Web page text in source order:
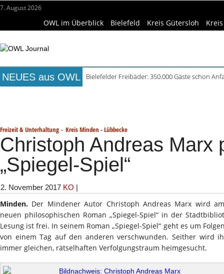
7. August 2026
OWL im Überblick Bielefeld Kreis Gütersloh
NEUES aus OWL
Bielefelder Freibäder: 350.000 Gäste schon
Freizeit & Unterhaltung - Kreis Minden - Lübbecke
Christoph Andreas Marx
„Spiegel-Spiel“
2. November 2017 KO |
Minden. Der Mindener Autor Christoph Andreas Marx wird
neuen philosophischen Roman „Spiegel-Spiel“ in der
Lesung ist frei. In seinem Roman „Spiegel-Spiel“ geht es um
von einem Tag auf den anderen verschwunden. Seither wird
immer gleichen, rätselhaften Verfolgungstraum heimgesucht.